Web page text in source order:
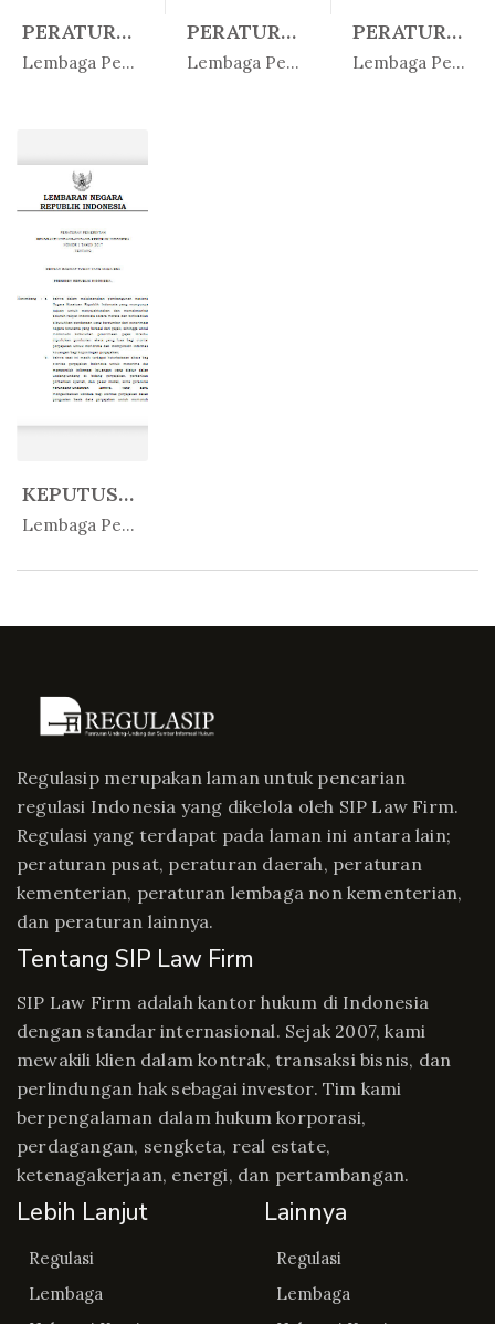
PERATURAN LEMBAGA PENJAMIN SIMPA...
Lembaga Penjamin Simpanan
In Peratur...
PERATURAN LEMBAGA PENJAMIN SIMPA...
Lembaga Penjamin Simpanan
In Peratur...
PERATURAN PEMERINTAH REPUBLIK IN...
Lembaga Penjamin Simpanan
In Peratur...
KEPUTUSAN KEPALA EKSEKUTIF NOMOR...
Lembaga Penjamin Simpanan
In Peratur...
Regulasip merupakan laman untuk pencarian
regulasi Indonesia yang dikelola oleh SIP Law Firm.
Regulasi yang terdapat pada laman ini antara lain;
peraturan pusat, peraturan daerah, peraturan
kementerian, peraturan lembaga non kementerian,
dan peraturan lainnya.
Tentang SIP Law Firm
SIP Law Firm adalah kantor hukum di Indonesia
dengan standar internasional. Sejak 2007, kami
mewakili klien dalam kontrak, transaksi bisnis, dan
perlindungan hak sebagai investor. Tim kami
berpengalaman dalam hukum korporasi,
perdagangan, sengketa, real estate,
ketenagakerjaan, energi, dan pertambangan.
Lebih Lanjut
Regulasi
Lembaga
Lainnya
Regulasi
Lembaga